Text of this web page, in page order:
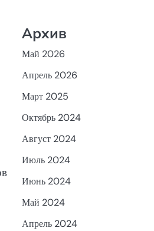
Архив
Май 2026
Апрель 2026
Март 2025
Октябрь 2024
Август 2024
Июль 2024
Июнь 2024
Май 2024
Апрель 2024